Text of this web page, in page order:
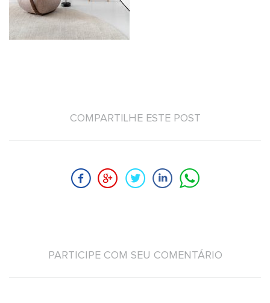
COMPARTILHE ESTE POST
PARTICIPE COM SEU COMENTÁRIO